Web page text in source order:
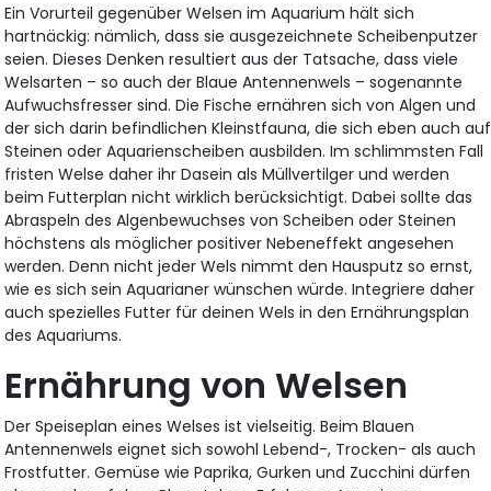
Ein Vorurteil gegenüber Welsen im Aquarium hält sich
hartnäckig: nämlich, dass sie ausgezeichnete Scheibenputzer
seien. Dieses Denken resultiert aus der Tatsache, dass viele
Welsarten – so auch der Blaue Antennenwels – sogenannte
Aufwuchsfresser sind. Die Fische ernähren sich von Algen und
der sich darin befindlichen Kleinstfauna, die sich eben auch auf
Steinen oder Aquarienscheiben ausbilden. Im schlimmsten Fall
fristen Welse daher ihr Dasein als Müllvertilger und werden
beim Futterplan nicht wirklich berücksichtigt. Dabei sollte das
Abraspeln des Algenbewuchses von Scheiben oder Steinen
höchstens als möglicher positiver Nebeneffekt angesehen
werden. Denn nicht jeder Wels nimmt den Hausputz so ernst,
wie es sich sein Aquarianer wünschen würde. Integriere daher
auch spezielles Futter für deinen Wels in den Ernährungsplan
des Aquariums.
Ernährung von Welsen
Der Speiseplan eines Welses ist vielseitig. Beim Blauen
Antennenwels eignet sich sowohl Lebend-, Trocken- als auch
Frostfutter. Gemüse wie Paprika, Gurken und Zucchini dürfen